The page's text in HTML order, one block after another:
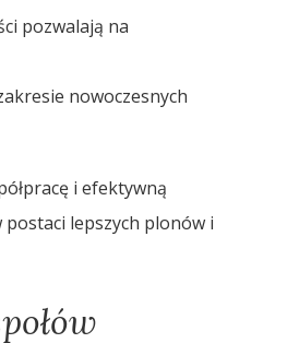
pozwalają na
nowoczesnych
i efektywną
lepszych plonów i